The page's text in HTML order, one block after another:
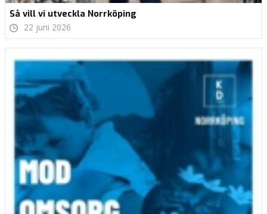
Så vill vi utveckla Norrköping
22 juni 2026